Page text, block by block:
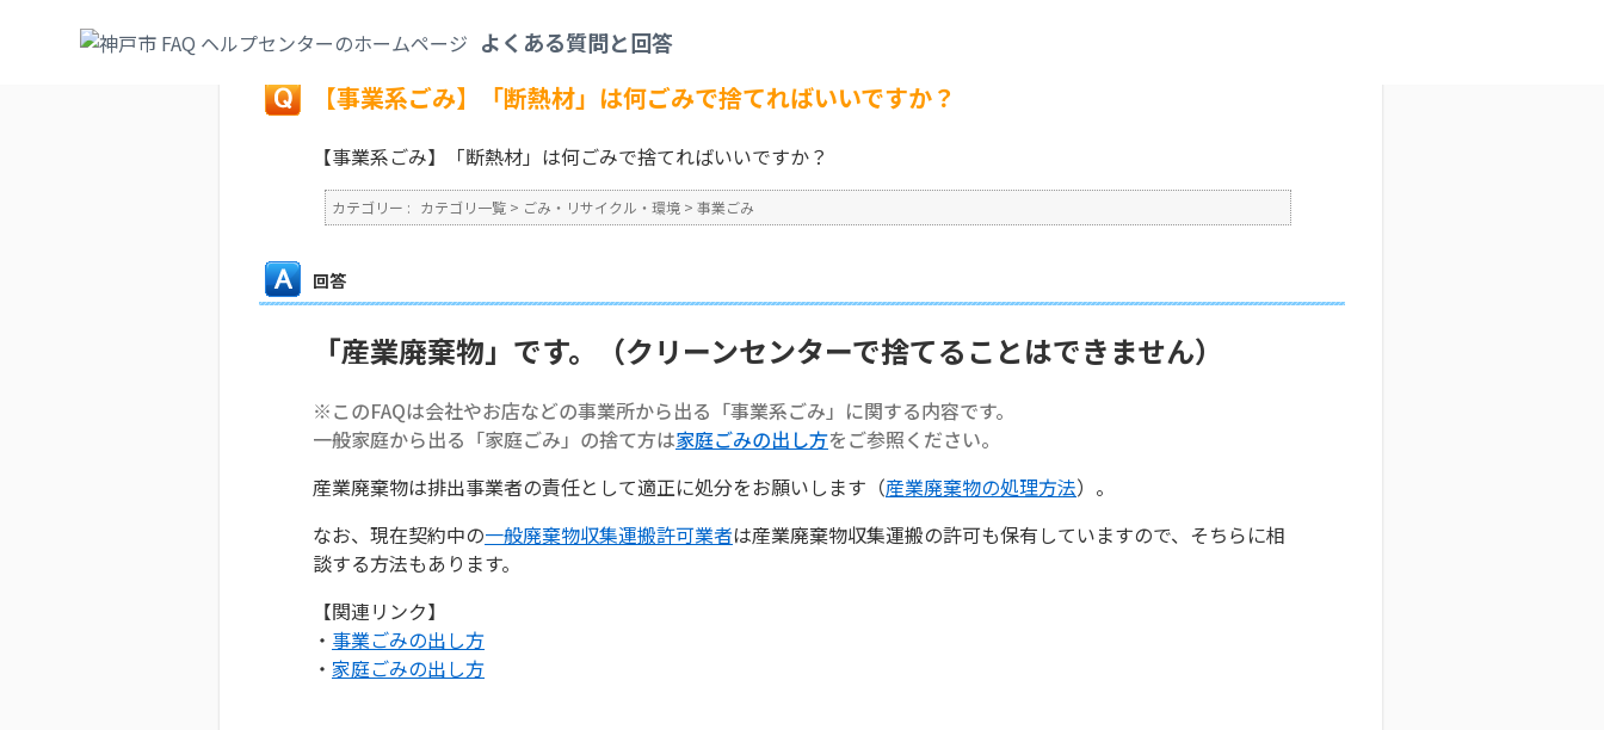
よくある質問と回答
戻る
【事業系ごみ】「断熱材」は何ごみで捨てればいいですか？
【事業系ごみ】「断熱材」は何ごみで捨てればいいですか？
カテゴリー : カテゴリ一覧 > ごみ・リサイクル・環境 > 事業ごみ
回答
「産業廃棄物」です。（クリーンセンターで捨てることはできません）
※このFAQは会社やお店などの事業所から出る「事業系ごみ」に関する内容です。
一般家庭から出る「家庭ごみ」の捨て方は家庭ごみの出し方をご参照ください。
産業廃棄物は排出事業者の責任として適正に処分をお願いします（産業廃棄物の処理方法）。
なお、現在契約中の一般廃棄物収集運搬許可業者は産業廃棄物収集運搬の許可も保有していますので、そちらに相
談する方法もあります。
【関連リンク】
・ 事業ごみの出し方
・ 家庭ごみの出し方